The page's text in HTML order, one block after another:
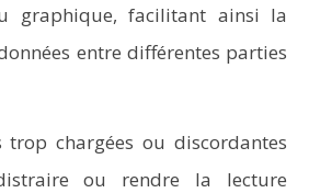
graphique, facilitant ainsi la
entre différentes parties
trop chargées ou discordantes
ou rendre la lecture